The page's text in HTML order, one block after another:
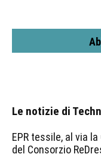
Le notizie di
EPR tessile, al via
del Consorzio